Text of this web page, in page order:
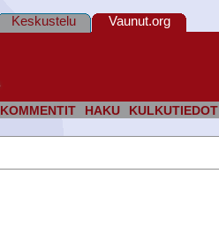
KOMMENTIT HAKU KULKUTIEDOT
Keskustelu Vaunut.org